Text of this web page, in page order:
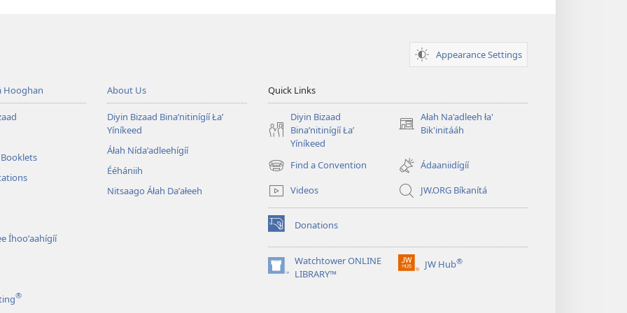
Appearance Settings
Hooghan
Íhooʼaahígíí
®
About Us
Diyin Bizaad Binaʼnitinígíí Łaʼ
Yíníkeed
Áłah Nídaʼadleehígíí
Ééhániih
Nitsaago Áłah Daʼałeeh
Quick Links
Diyin Bizaad
Binaʼnitinígíí Łaʼ
Yíníkeed
Ałah Na'adleeh ła'
Bik'initááh
(opens
window)
Find a Convention
(opens
new
window)
Ádaaniidígíí
Videos
JW.ORG Bíkanítá
Donations
(opens
new
window)Watchtower ONLINE
LIBRARY™
(opens
JW Hub®
(opens